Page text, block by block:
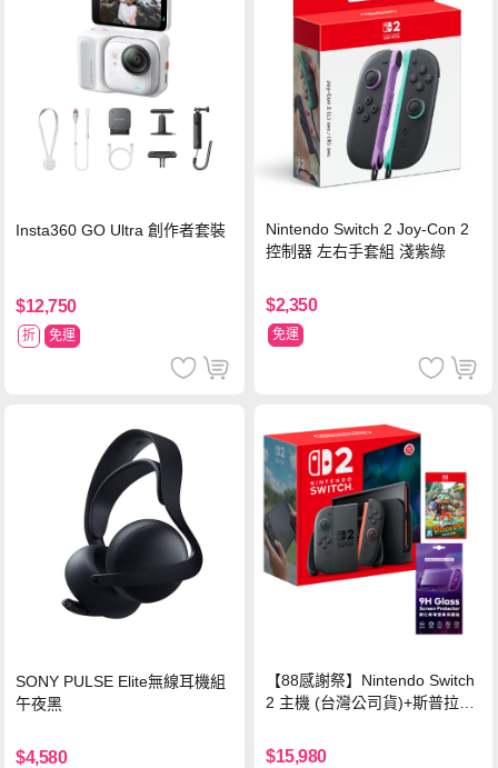
Insta360 GO Ultra 創作者套裝
$12,750
折 免運
Nintendo Switch 2 Joy-Con 2
控制器 左右手套組 淺紫綠
$2,350
免運
SONY PULSE Elite無線耳機組
午夜黑
$4,580
【88感謝祭】Nintendo Switch
2 主機 (台灣公司貨)+斯普拉遁
$15,980